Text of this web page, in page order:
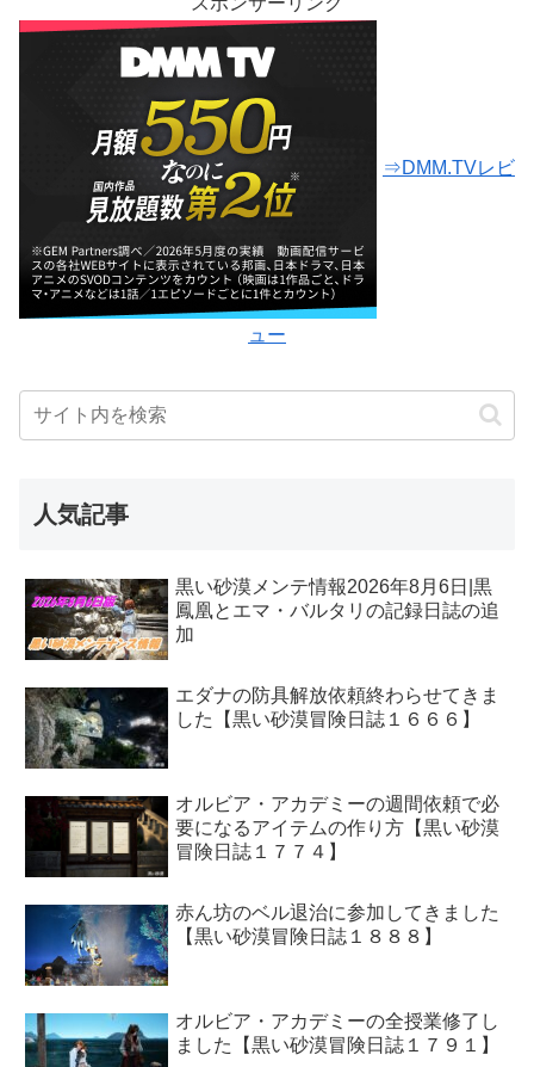
⇒DMM.TVレビ
ュー
人気記事
黒い砂漠メンテ情報2026年8月6日|黒
鳳凰とエマ・バルタリの記録日誌の追
加
エダナの防具解放依頼終わらせてきま
した【黒い砂漠冒険日誌１６６６】
オルビア・アカデミーの週間依頼で必
要になるアイテムの作り方【黒い砂漠
冒険日誌１７７４】
赤ん坊のベル退治に参加してきました
【黒い砂漠冒険日誌１８８８】
オルビア・アカデミーの全授業修了し
ました【黒い砂漠冒険日誌１７９１】